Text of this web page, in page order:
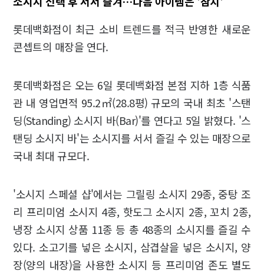
롯데백화점이 최근 소비 트렌드를 적극 반영한 새로운
콘셉트의 매장을 연다.
롯데백화점은 오는 6일 롯데백화점 본점 지하 1층 식품
관 내 영업면적 95.2㎡(28.8평) 규모의 국내 최초 '스탠
딩(Standing) 소시지 바(Bar)'를 연다고 5일 밝혔다. '스
탠딩 소시지 바'는 소시지를 서서 즐길 수 있는 매장으로
국내 최대 규모다.
'소시지 스페셜 샵'에서는 그릴링 소시지 29종, 중탕 조
리 프리미엄 소시지 4종, 핫도그 소시지 2종, 꼬치 2종,
냉장 소시지 상품 11종 등 총 48종의 소시지를 즐길 수
있다. 소고기를 넣은 소시지, 삼겹살을 넣은 소시지, 양
장(양의 내장)을 사용한 소시지 등 프리미엄 존도 별도